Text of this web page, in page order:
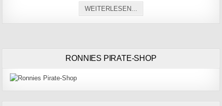
WEITERLESEN...
RONNIES PIRATE-SHOP